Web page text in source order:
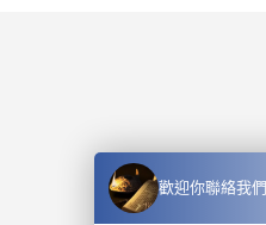
歡迎你聯絡我們